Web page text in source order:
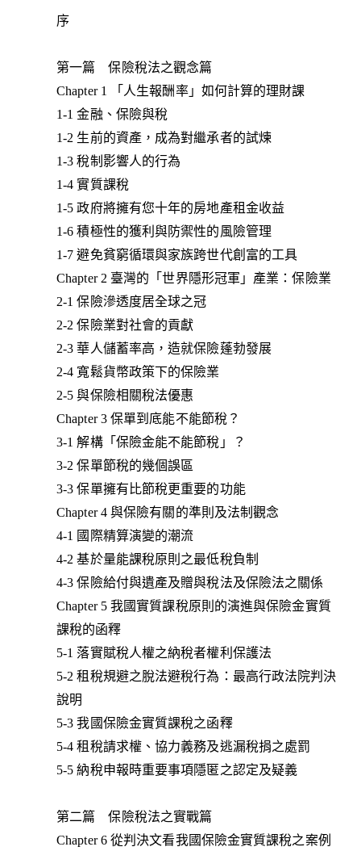
序
第一篇 保險稅法之觀念篇
Chapter 1 「人生報酬率」如何計算的理財課
1-1 金融、保險與稅
1-2 生前的資產，成為對繼承者的試煉
1-3 稅制影響人的行為
1-4 實質課稅
1-5 政府將擁有您十年的房地產租金收益
1-6 積極性的獲利與防禦性的風險管理
1-7 避免貧窮循環與家族跨世代創富的工具
Chapter 2 臺灣的「世界隱形冠軍」產業：保險業
2-1 保險滲透度居全球之冠
2-2 保險業對社會的貢獻
2-3 華人儲蓄率高，造就保險蓬勃發展
2-4 寬鬆貨幣政策下的保險業
2-5 與保險相關稅法優惠
Chapter 3 保單到底能不能節稅？
3-1 解構「保險金能不能節稅」？
3-2 保單節稅的幾個誤區
3-3 保單擁有比節稅更重要的功能
Chapter 4 與保險有關的準則及法制觀念
4-1 國際精算演變的潮流
4-2 基於量能課稅原則之最低稅負制
4-3 保險給付與遺產及贈與稅法及保險法之關係
Chapter 5 我國實質課稅原則的演進與保險金實質
課稅的函釋
5-1 落實賦稅人權之納稅者權利保護法
5-2 租稅規避之脫法避稅行為：最高行政法院判決
說明
5-3 我國保險金實質課稅之函釋
5-4 租稅請求權、協力義務及逃漏稅捐之處罰
5-5 納稅申報時重要事項隱匿之認定及疑義
第二篇 保險稅法之實戰篇
Chapter 6 從判決文看我國保險金實質課稅之案例